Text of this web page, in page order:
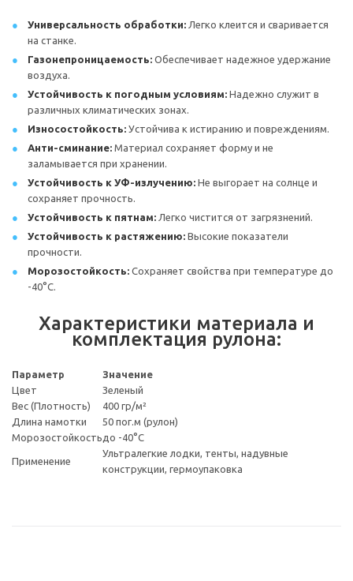
Универсальность обработки: Легко клеится и сваривается
на станке.
Газонепроницаемость: Обеспечивает надежное удержание
воздуха.
Устойчивость к погодным условиям: Надежно служит в
различных климатических зонах.
Износостойкость: Устойчива к истиранию и повреждениям.
Анти-сминание: Материал сохраняет форму и не
заламывается при хранении.
Устойчивость к УФ-излучению: Не выгорает на солнце и
сохраняет прочность.
Устойчивость к пятнам: Легко чистится от загрязнений.
Устойчивость к растяжению: Высокие показатели
прочности.
Морозостойкость: Сохраняет свойства при температуре до
-40°С.
Характеристики материала и
комплектация рулона:
Параметр
Значение
Цвет
Зеленый
Вес (Плотность)
400 гр/м²
Длина намотки
50 пог.м (рулон)
Морозостойкостьдо -40°С
Применение
Ультралегкие лодки, тенты, надувные
конструкции, гермоупаковка